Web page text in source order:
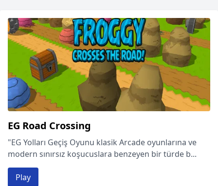
EG Road Crossing
"EG Yolları Geçiş Oyunu klasik Arcade oyunlarına ve
modern sınırsız koşucuslara benzeyen bir türde b...
Play